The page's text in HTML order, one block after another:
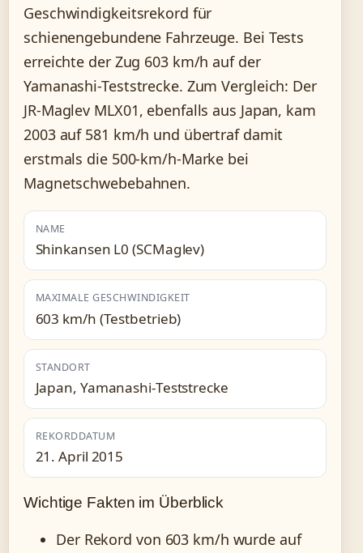
Geschwindigkeitsrekord für
schienengebundene Fahrzeuge. Bei Tests
erreichte der Zug 603 km/h auf der
Yamanashi-Teststrecke. Zum Vergleich: Der
JR-Maglev MLX01, ebenfalls aus Japan, kam
2003 auf 581 km/h und übertraf damit
erstmals die 500-km/h-Marke bei
Magnetschwebebahnen.
NAME
Shinkansen L0 (SCMaglev)
MAXIMALE GESCHWINDIGKEIT
603 km/h (Testbetrieb)
STANDORT
Japan, Yamanashi-Teststrecke
REKORDDATUM
21. April 2015
Wichtige Fakten im Überblick
Der Rekord von 603 km/h wurde auf